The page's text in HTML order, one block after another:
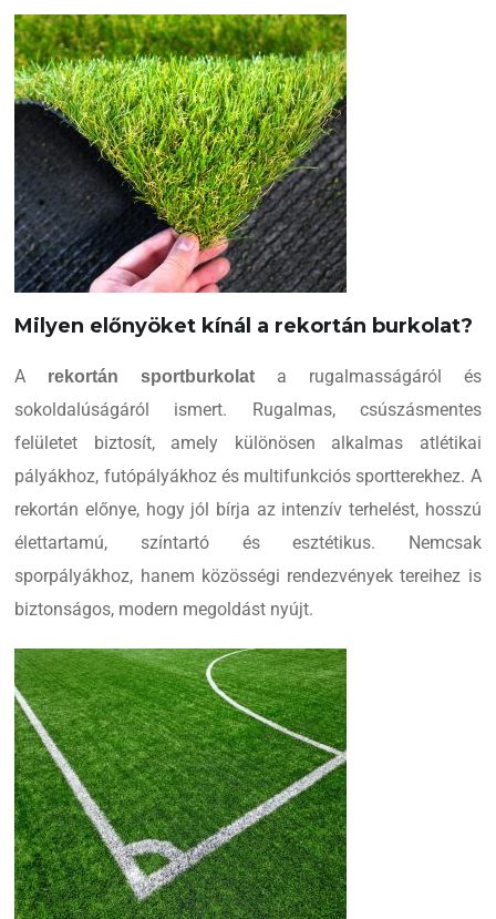
Milyen előnyöket kínál a rekortán burkolat?
A rekortán sportburkolat a rugalmasságáról és
sokoldalúságáról ismert. Rugalmas, csúszásmentes
felületet biztosít, amely különösen alkalmas atlétikai
pályákhoz, futópályákhoz és multifunkciós sportterekhez. A
rekortán előnye, hogy jól bírja az intenzív terhelést, hosszú
élettartamú, színtartó és esztétikus. Nemcsak
sporpályákhoz, hanem közösségi rendezvények tereihez is
biztonságos, modern megoldást nyújt.